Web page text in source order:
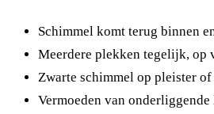
Schimmel komt terug binnen
Meerdere plekken tegelijk, op
Zwarte schimmel op pleister
Vermoeden van